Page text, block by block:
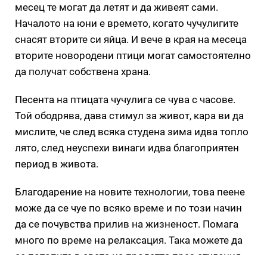
месец те могат да летят и да живеят сами.
Началото на юни е времето, когато чучулигите
снасят вторите си яйца. И вече в края на месеца
вторите новородени птици могат самостоятелно
да получат собствена храна.
Песента на птицата чучулига се чува с часове.
Той ободрява, дава стимул за живот, кара ви да
мислите, че след всяка студена зима идва топло
лято, след неуспехи винаги идва благоприятен
период в живота.
Благодарение на новите технологии, това пеене
може да се чуе по всяко време и по този начин
да се почувства прилив на жизненост. Помага
много по време на релаксация. Така можете да